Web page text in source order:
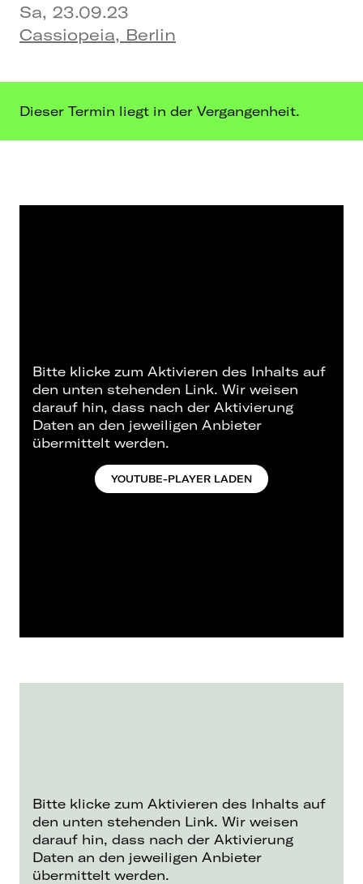
Sa, 23.09.23
Cassiopeia, Berlin
Dieser Termin liegt in der Vergangenheit.
Bitte klicke zum Aktivieren des Inhalts auf
den unten stehenden Link. Wir weisen
darauf hin, dass nach der Aktivierung
Daten an den jeweiligen Anbieter
übermittelt werden.
YOUTUBE-PLAYER LADEN
Bitte klicke zum Aktivieren des Inhalts auf
den unten stehenden Link. Wir weisen
darauf hin, dass nach der Aktivierung
Daten an den jeweiligen Anbieter
übermittelt werden.